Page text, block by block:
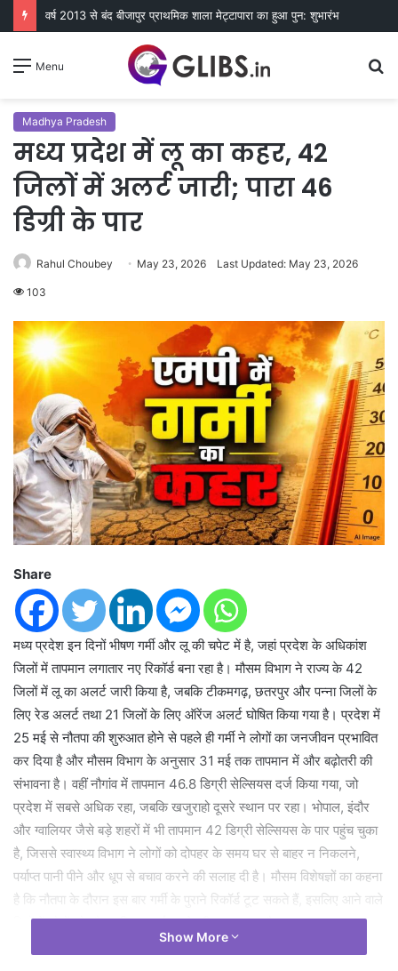
वर्ष 2013 से बंद बीजापुर प्राथमिक शाला मेट्टापारा का हुआ पुन: शुभारंभ
Menu
Madhya Pradesh
मध्य प्रदेश में लू का कहर, 42
जिलों में अलर्ट जारी; पारा 46
डिग्री के पार
Rahul Choubey May 23, 2026 Last Updated: May 23, 2026
103
Share
मध्य प्रदेश इन दिनों भीषण गर्मी और लू की चपेट में है, जहां प्रदेश के अधिकांश
जिलों में तापमान लगातार नए रिकॉर्ड बना रहा है। मौसम विभाग ने राज्य के 42
जिलों में लू का अलर्ट जारी किया है, जबकि टीकमगढ़, छतरपुर और पन्ना जिलों के
लिए रेड अलर्ट तथा 21 जिलों के लिए ऑरेंज अलर्ट घोषित किया गया है। प्रदेश में
25 मई से नौतपा की शुरुआत होने से पहले ही गर्मी ने लोगों का जनजीवन प्रभावित
कर दिया है और मौसम विभाग के अनुसार 31 मई तक तापमान में और बढ़ोतरी की
संभावना है। वहीं नौगांव में तापमान 46.8 डिग्री सेल्सियस दर्ज किया गया, जो
प्रदेश में सबसे अधिक रहा, जबकि खजुराहो दूसरे स्थान पर रहा। भोपाल, इंदौर
और ग्वालियर जैसे बड़े शहरों में भी तापमान 42 डिग्री सेल्सियस के पार पहुंच चुका
है, जिससे स्वास्थ्य विभाग ने लोगों को दोपहर के समय घर से बाहर न निकलने,
पर्याप्त पानी पीने और धूप से बचाव करने की सलाह दी है। मौसम विशेषज्ञों का कहना
है कि नौतपा के दौरान इस बार गर्मी के पुराने रिकॉर्ड टूट सकते हैं, इसलिए आने वाले
दिनों में लोगों को और अधिक सतर्क रहने की आवश्यकता है।
Show More